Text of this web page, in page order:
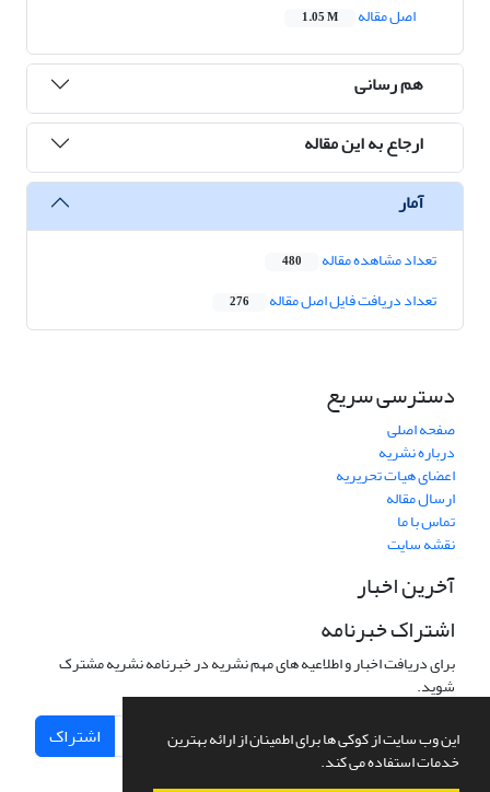
این وب سایت از کوکی ها برای اطمینان از ارائه بهترین
خدمات استفاده می کند.
اصل مقاله
1.05 M
هم رسانی
ارجاع به این مقاله
آمار
تعداد مشاهده مقاله 480
تعداد دریافت فایل اصل مقاله 276
دسترسی سریع
صفحه اصلی
درباره نشریه
اعضای هیات تحریریه
ارسال مقاله
تماس با ما
نقشه سایت
آخرین اخبار
اشتراک خبرنامه
برای دریافت اخبار و اطلاعیه های مهم نشریه در خبرنامه نشریه مشترک
شوید.
اشتراک